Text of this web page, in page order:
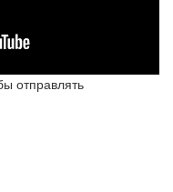
отправлять